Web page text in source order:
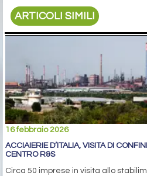
ARTICOLI SIMILI
16 febbraio 2026
ACCIAIERIE D’ITALIA, VISITA DI
CENTRO R&S
Circa 50 imprese in visita allo